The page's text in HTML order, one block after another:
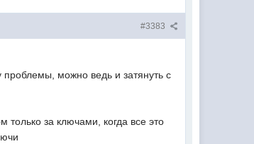
#3383
можно ведь и затянуть с
за ключами, когда все это